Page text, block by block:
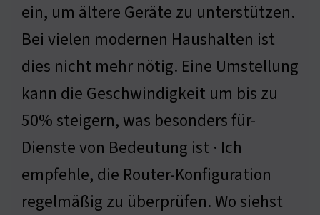
ein, um ältere Geräte zu unterstützen.
Bei vielen modernen Haushalten ist
dies nicht mehr nötig. Eine Umstellung
kann die Geschwindigkeit um bis zu
50% steigern, was besonders für-
Dienste von Bedeutung ist · Ich
empfehle, die Router-Konfiguration
regelmäßig zu überprüfen. Wo siehst